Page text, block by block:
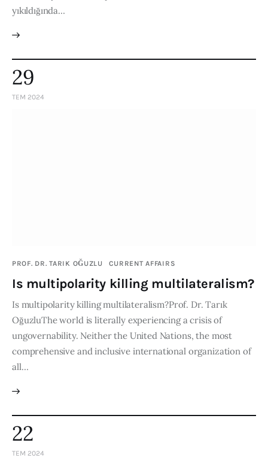
yıkıldığında…
29
TEM 2024
PROF. DR. TARIK OĞUZLU CURRENT AFFAIRS
Is multipolarity killing multilateralism?
Is multipolarity killing multilateralism?Prof. Dr. Tarık
OğuzluThe world is literally experiencing a crisis of
ungovernability. Neither the United Nations, the most
comprehensive and inclusive international organization of
all…
22
TEM 2024